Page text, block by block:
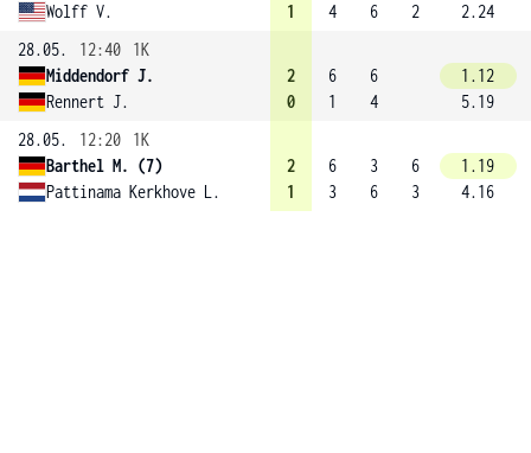
Wolff V.
1
4
6
2
2.24
28.05.
12:40
1K
Middendorf J.
Rennert J.
2
0
6
1
6
4
1.12
5.19
28.05.
12:20
1K
Barthel M. (7)
Pattinama Kerkhove L.
2
1
6
3
3
6
6
3
1.19
4.16